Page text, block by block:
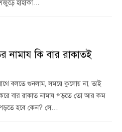
হাহাকা…
নামায কি বার রাকাতই
বলতে শুনলাম, সময়ে কুলোয় না, তাই
বার রাকাত নামায পড়তে তো আর কম
পড়তে হবে কেন? সে…